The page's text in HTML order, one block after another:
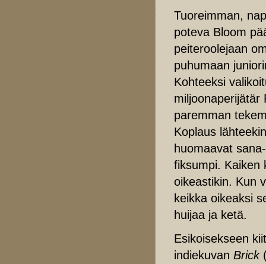
Tuoreimman,
poteva Bloom
peiteroolejaan
puhumaan
Kohteeksi
miljoonaperijätär
paremman
Koplaus
huomaavat
fiksumpi. Kaiken
oikeastikin. Kun
keikka oikeaksi
huijaa ja ketä.
Esikoisekseen
indiekuvan Brick